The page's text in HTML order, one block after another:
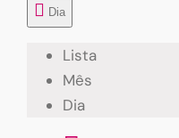
Dia
Lista
Mês
Dia